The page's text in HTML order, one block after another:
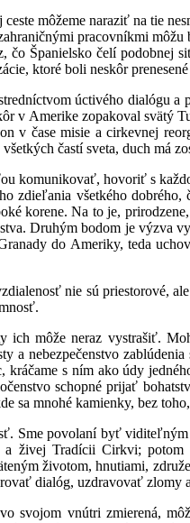
môžeme naraziť na tie
pracovníkmi
Španielsko čelí podobnej
ktoré boli neskôr
úctivého dialógu
v Amerike zopakoval
v čase misie a cirkevnej
častí sveta, duch má
komunikovať, hovoriť s
zdieľania všetkého
korene. Na to je,
Druhým bodom je výzva
do Ameriky, teda
nie sú priestorové,
ich môže neraz vystrašiť.
a nebezpečenstvo
s ním ako údy
schopné prijať
sa mnohé kamienky, bez
Sme povolaní byť
živej Tradícii Cirkvi;
životom, hnutiami,
dialóg, uzdravovať zlomy
svojom vnútri zmierená,